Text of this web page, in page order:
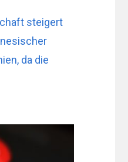
steigert
da die